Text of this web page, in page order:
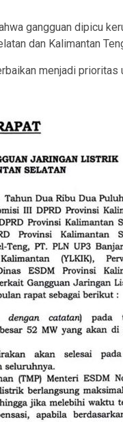
gangguan dipicu
dan Kalimantan
menjadi